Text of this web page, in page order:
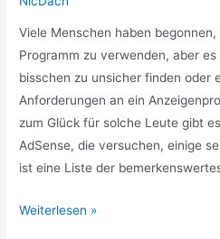
Viele Menschen haben
Programm zu verwenden, aber
bisschen zu unsicher finden oder
Anforderungen an ein
zum Glück für solche Leute gibt
AdSense, die versuchen, einige
ist eine Liste der
AdSense
Weiterlesen »